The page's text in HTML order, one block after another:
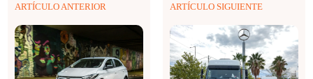
ARTÍCULO ANTERIOR ARTÍCULO SIGUIENTE